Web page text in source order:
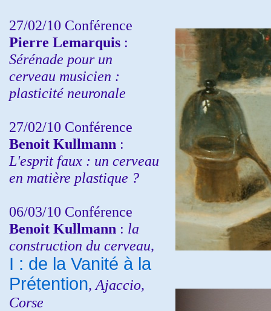
27/02/10 Conférence
Pierre Lemarquis :
Sérénade pour un
cerveau musicien :
plasticité neuronale
27/02/10 Conférence
Benoit Kullmann :
L'esprit faux : un cerveau
en matière plastique ?
06/03/10 Conférence
Benoit Kullmann : la
construction du cerveau,
I : de la Vanité à la
Prétention, Ajaccio,
Corse